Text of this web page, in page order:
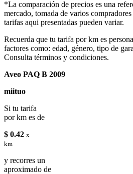
*La comparación de precios es una
mercado, tomada de varios
tarifas aqui presentadas pueden variar.
Recuerda que tu tarifa por km es
factores como: edad, género, tipo de
Consulta términos y condiciones.
Aveo PAQ B 2009
miituo
Si tu tarifa
por km es de
$ 0.42 x
km
y recorres un
aproximado de